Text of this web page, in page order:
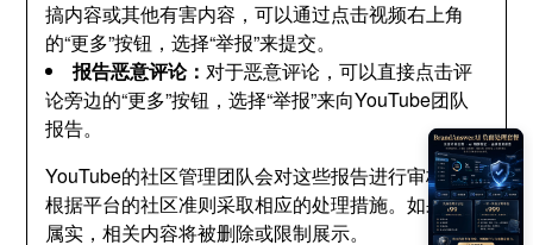
搞内容或其他有害内容，可以通过点击视频右上角
的“更多”按钮，选择“举报”来提交。
报告恶意评论：对于恶意评论，可以直接点击评
论旁边的“更多”按钮，选择“举报”来向YouTube团队
报告。
YouTube的社区管理团队会对这些报告进行审核，并
根据平台的社区准则采取相应的处理措施。如果报告
属实，相关内容将被删除或限制展示。